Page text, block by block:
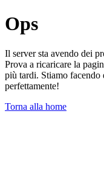
Ops
Il server sta avendo dei
Prova a ricaricare la
più tardi. Stiamo
perfettamente!
Torna alla home